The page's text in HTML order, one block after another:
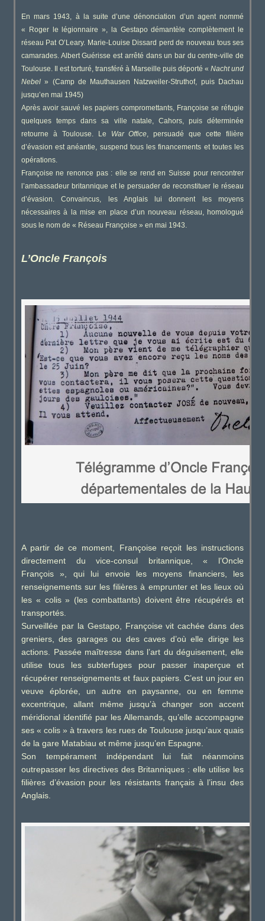
En mars 1943, à la suite d’une dénonciation d’un agent nommé
« Roger le légionnaire », la Gestapo démantèle complètement le
réseau Pat O’Leary. Marie-Louise Dissard perd de nouveau tous ses
camarades. Albert Guérisse est arrêté dans un bar du centre-ville de
Toulouse. Il est torturé, transféré à Marseille puis déporté «Nacht und
Nebel» (Camp de Mauthausen Natzweiler-Struthof, puis Dachau
jusqu’en mai 1945)
Après avoir sauvé les papiers compromettants, Françoise se réfugie
quelques temps dans sa ville natale, Cahors, puis déterminée
retourne à Toulouse. Le
War Office, persuadé que cette filière
d’évasion est anéantie, suspend tous les financements et toutes les
opérations.
Françoise ne renonce pas : elle se rend en Suisse pour rencontrer
l’ambassadeur britannique et le persuader de reconstituer le réseau
d’évasion. Convaincus, les Anglais lui donnent les moyens
nécessaires à la mise en place d’un nouveau réseau, homologué
sous le nom de « Réseau Françoise » en mai 1943.
L’Oncle François
A partir de ce moment, Françoise reçoit les instructions
directement du vice-consul britannique, « l’Oncle
François », qui lui envoie les moyens financiers, les
renseignements sur les filières à emprunter et les lieux où
les « colis » (les combattants) doivent être récupérés et
transportés.
Surveillée par la Gestapo, Françoise vit cachée dans des
greniers, des garages ou des caves d’où elle dirige les
actions. Passée maîtresse dans l’art du déguisement, elle
utilise tous les subterfuges pour passer inaperçue et
récupérer renseignements et faux papiers. C’est un jour en
veuve éplorée, un autre en paysanne, ou en femme
excentrique, allant même jusqu’à changer son accent
méridional identifié par les Allemands, qu’elle accompagne
ses « colis » à travers les rues de Toulouse jusqu’aux quais
de la gare Matabiau et même jusqu’en Espagne.
Son tempérament indépendant lui fait néanmoins
outrepasser les directives des Britanniques : elle utilise les
filières d’évasion pour les résistants français à l’insu des
Anglais.